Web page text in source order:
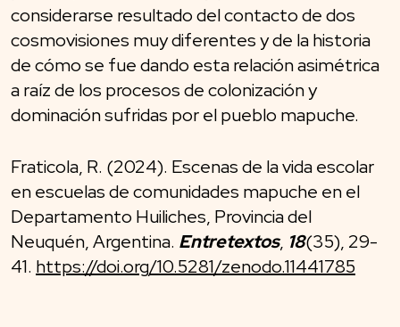
considerarse resultado del contacto de dos
cosmovisiones muy diferentes y de la historia
de cómo se fue dando esta relación asimétrica
a raíz de los procesos de colonización y
dominación sufridas por el pueblo mapuche.
Fraticola, R. (2024). Escenas de la vida escolar
en escuelas de comunidades mapuche en el
Departamento Huiliches, Provincia del
Neuquén, Argentina. Entretextos, 18(35), 29-
41. https://doi.org/10.5281/zenodo.11441785